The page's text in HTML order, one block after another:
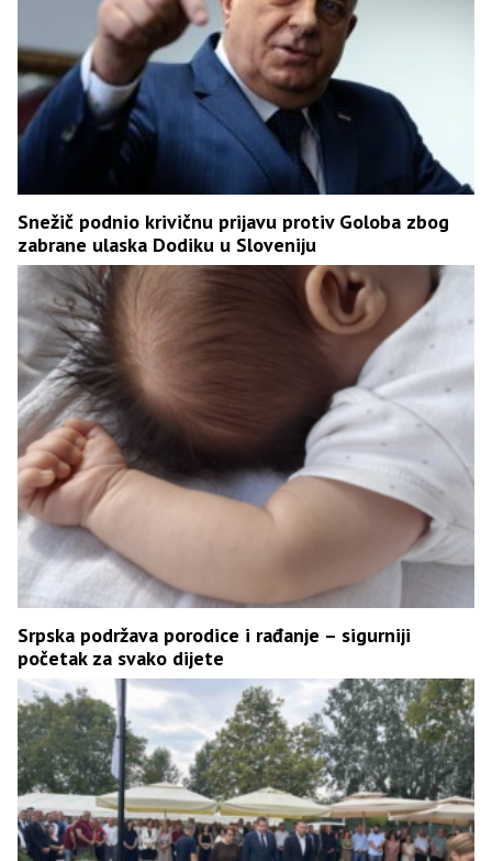
Snežič podnio krivičnu prijavu protiv Goloba zbog
zabrane ulaska Dodiku u Sloveniju
Srpska podržava porodice i rađanje – sigurniji
početak za svako dijete